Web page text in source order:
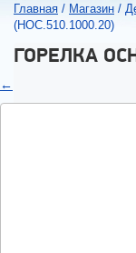
Главная / Магазин /
(HOC.510.1000.20)
ГОРЕЛКА
←